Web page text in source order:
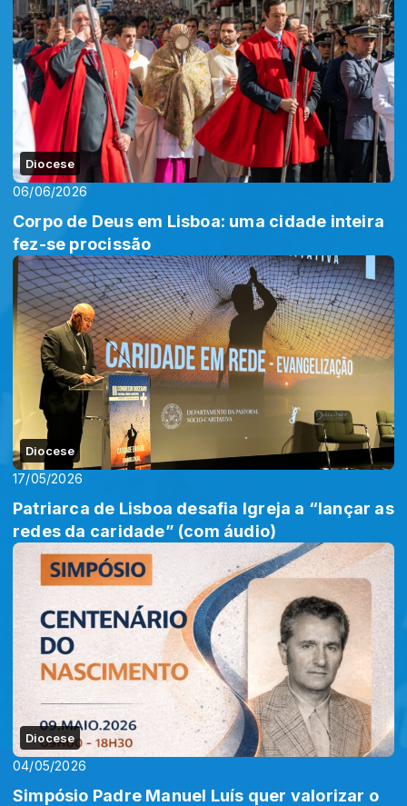
Diocese
06/06/2026
Corpo de Deus em Lisboa: uma cidade inteira
fez-se procissão
Diocese
17/05/2026
Patriarca de Lisboa desafia Igreja a “lançar as
redes da caridade” (com áudio)
Diocese
04/05/2026
Simpósio Padre Manuel Luís quer valorizar o